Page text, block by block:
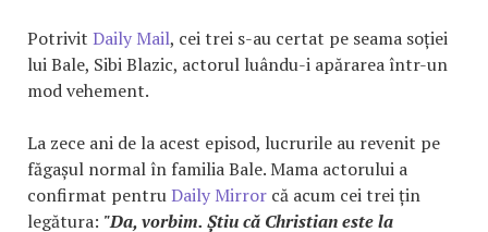
Potrivit Daily Mail, cei trei s-au certat pe seama soției
lui Bale, Sibi Blazic, actorul luându-i apărarea într-un
mod vehement.
La zece ani de la acest episod, lucrurile au revenit pe
făgașul normal în familia Bale. Mama actorului a
confirmat pentruDaily Mirror că acum cei trei țin
legătura: "Da, vorbim. Știu că Christian este la